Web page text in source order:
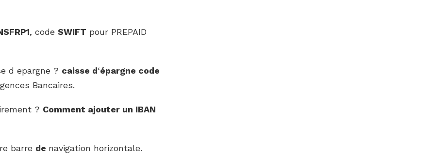
, code SWIFT pour PREPAID
d epargne ? caisse d‘épargne code
Bancaires.
? Comment ajouter un IBAN
barre de navigation horizontale.